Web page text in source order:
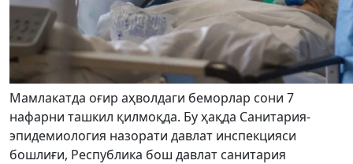
Мамлакатда оғир аҳволдаги беморлар сони 7
нафарни ташкил қилмоқда. Бу ҳақда Санитария-
эпидемиология назорати давлат инспекцияси
бошлиғи, Республика бош давлат санитария